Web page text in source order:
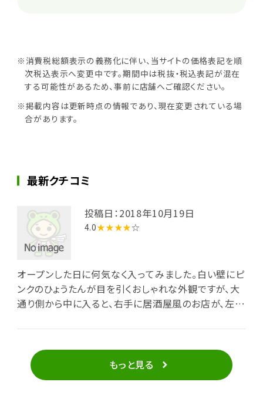
※消費税総額表示の義務化に伴い、当サイトの価格表記を順
次税込表示へ変更中です。期間中は税抜・税込表記が混在
する可能性があるため、事前に店舗へご確認ください。
※掲載内容は更新時点の情報であり、現在変更されている場
合があります。
最新クチコミ
投稿日：2018年10月19日
4.0★★★★☆
オープンした日に何気なく入ってみました。白い壁にピ
ンクのひょうたんが目を引くおしゃれな外観ですが、大
通り側から中に入ると、右手に居酒屋風のお店が、左手
な感じｗ 串焼屋さんは、串焼きが100円からでとても
リーズナブル。 明るい店内なので女性でも安心して行
けそうな感じです。 テーブルやイスがビールケースを
利用しているところは大衆居酒屋っぽいけど、 汚いと
もっと見る